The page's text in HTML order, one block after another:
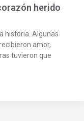
herido
historia. Algunas
amor,
tuvieron que